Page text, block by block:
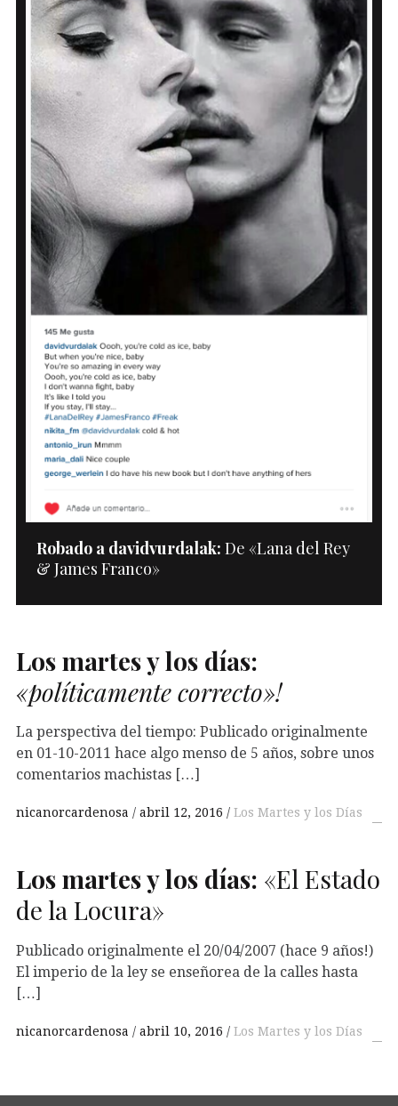
Robado a davidvurdalak: De «Lana del Rey
& James Franco»
Los martes y los días:
«políticamente correcto»!
La perspectiva del tiempo: Publicado originalmente
en 01-10-2011 hace algo menso de 5 años, sobre unos
comentarios machistas […]
nicanorcardenosa abril 12, 2016 Los Martes y los Días
Los martes y los días: «El Estado
de la Locura»
Publicado originalmente el 20/04/2007 (hace 9 años!)
El imperio de la ley se enseñorea de la calles hasta
[…]
nicanorcardenosa abril 10, 2016 Los Martes y los Días